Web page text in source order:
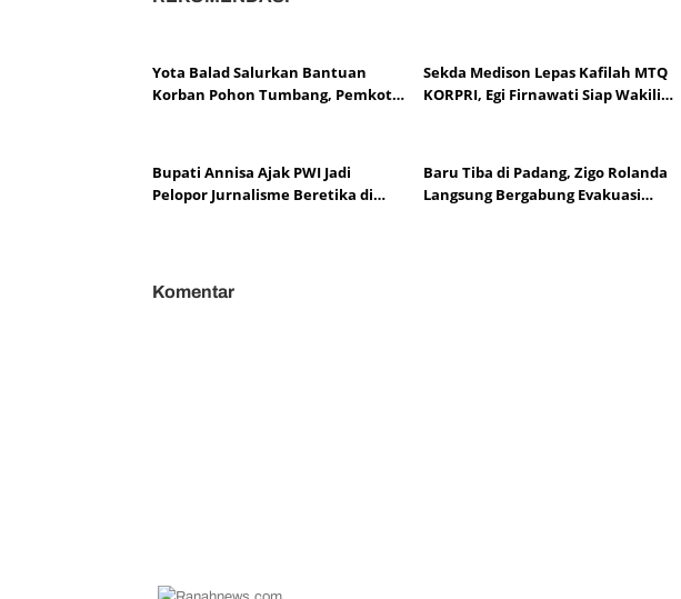
i
h
k
o
Yota Balad Salurkan Bantuan
Korban Pohon Tumbang, Pemkot
Sekda Medison Lepas Kafilah MTQ
KORPRI, Egi Firnawati Siap Wakili
Bupati Annisa Ajak PWI Jadi
Pelopor Jurnalisme Beretika di
Baru Tiba di Padang, Zigo Rolanda
Langsung Bergabung Evakuasi
Komentar